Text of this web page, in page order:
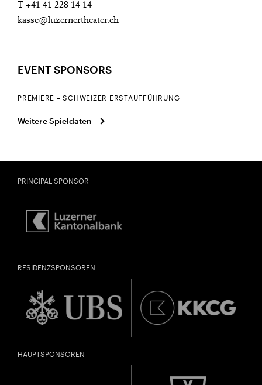
T +41 41 228 14 14
kasse@luzernertheater.ch
EVENT SPONSORS
PREMIERE – SCHWEIZER ERSTAUFFÜHRUNG
Weitere Spieldaten
PRINCIPAL SPONSOR
RESIDENZSPONSOREN
HAUPTSPONSOREN